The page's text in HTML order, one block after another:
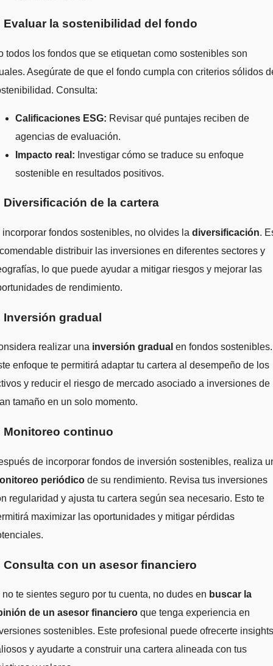
Evaluar la sostenibilidad del fondo
todos los fondos que se etiquetan como sostenibles son
Asegúrate de que el fondo cumpla con criterios sólidos
Consulta:
Calificaciones ESG: Revisar qué puntajes reciben de
agencias de evaluación.
Impacto real: Investigar cómo se traduce su enfoque
sostenible en resultados positivos.
Diversificación de la cartera
incorporar fondos sostenibles, no olvides la diversificación.
distribuir las inversiones en diferentes sectores y
lo que puede ayudar a mitigar riesgos y mejorar las
de rendimiento.
Inversión gradual
realizar una inversión gradual en fondos sostenibles.
enfoque te permitirá adaptar tu cartera al desempeño de los
y reducir el riesgo de mercado asociado a inversiones de
tamaño en un solo momento.
Monitoreo continuo
de incorporar fondos de inversión sostenibles, realiza
periódico de su rendimiento. Revisa tus inversiones
regularidad y ajusta tu cartera según sea necesario. Esto te
maximizar las oportunidades y mitigar pérdidas
Consulta con un asesor financiero
no te sientes seguro por tu cuenta, no dudes en buscar la
de un asesor financiero que tenga experiencia en
sostenibles. Este profesional puede ofrecerte insights
y ayudarte a construir una cartera alineada con tus